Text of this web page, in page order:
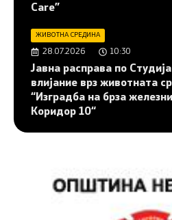
Care”
ЖИВОТНА СРЕДИНА
28.07.2026 10:30
Јавна расправа по
влијание врз животната
“Изградба на брза
Коридор 10“